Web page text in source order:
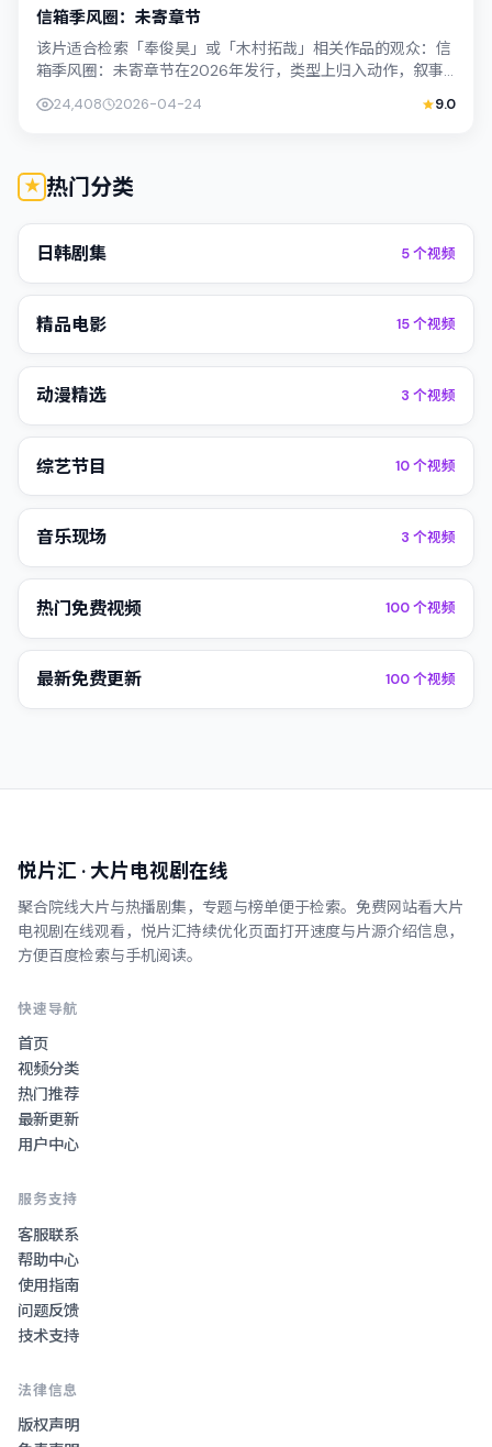
信箱季风圈：未寄章节
该片适合检索「奉俊昊」或「木村拓哉」相关作品的观众：信
箱季风圈：未寄章节在2026年发行，类型上归入动作，叙事
24,408 2026-04-24 9.0
热门分类
日韩剧集 5个视频
精品电影 15个视频
动漫精选 3 个视频
综艺节目 10个视频
音乐现场 3 个视频
热门免费视频 100个视频
最新免费更新 100个视频
悦片汇 · 大片电视剧在线
聚合院线大片与热播剧集，专题与榜单便于检索。 免费网站看大片
电视剧在线观看 ， 悦片汇持续优化页面打开速度与片源介绍信息，
方便百度检索与手机阅读。
快速导航
首页
视频分类
热门推荐
最新更新
用户中心
服务支持
客服联系
帮助中心
使用指南
问题反馈
技术支持
法律信息
版权声明